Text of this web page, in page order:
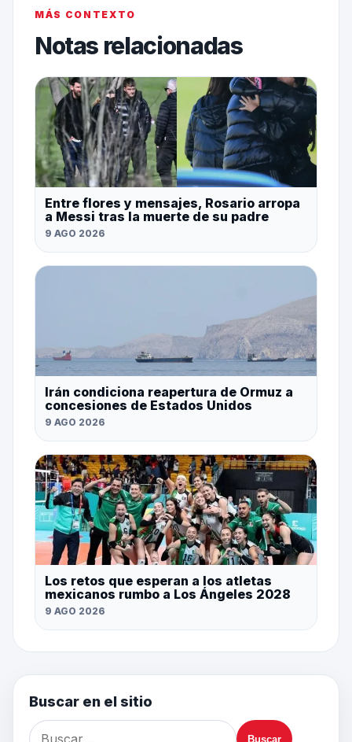
MÁS CONTEXTO
Notas relacionadas
Entre flores y mensajes, Rosario arropa
a Messi tras la muerte de su padre
9 AGO 2026
Irán condiciona reapertura de Ormuz a
concesiones de Estados Unidos
9 AGO 2026
Los retos que esperan a los atletas
mexicanos rumbo a Los Ángeles 2028
9 AGO 2026
Buscar en el sitio